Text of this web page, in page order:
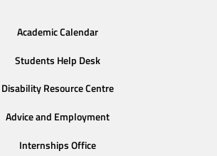
Academic Calendar
Students Help Desk
Disability Resource Centre
Advice and Employment
Internships Office